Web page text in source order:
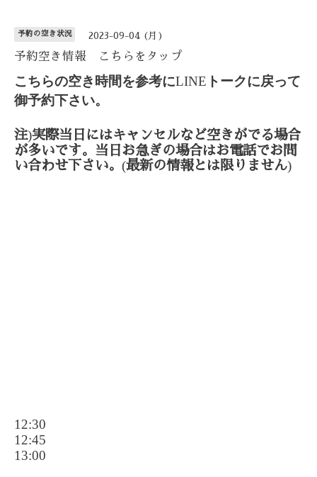
予約の空き状況 2023-09-04 (月)
予約空き情報 こちらをタップ
こちらの空き時間を参考にLINE トークに戻って
御予約下さい。
注)実際当日にはキャンセルなど空きがでる場合
が多いです。当日お急ぎの場合はお電話でお問
い合わせ下さい。 (最新の情報とは限りません)
12:30
12:45
13:00